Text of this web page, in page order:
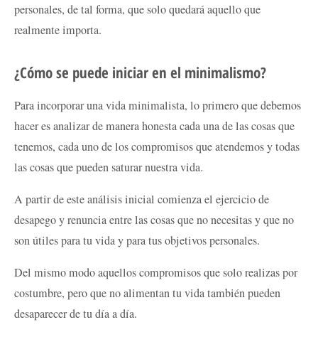
personales, de tal forma, que solo quedará aquello que
realmente importa.
¿Cómo se puede iniciar en el minimalismo?
Para incorporar una vida minimalista, lo primero que debemos
hacer es analizar de manera honesta cada una de las cosas que
tenemos, cada uno de los compromisos que atendemos y todas
las cosas que pueden saturar nuestra vida.
A partir de este análisis inicial comienza el ejercicio de
desapego y renuncia entre las cosas que no necesitas y que no
son útiles para tu vida y para tus objetivos personales.
Del mismo modo aquellos compromisos que solo realizas por
costumbre, pero que no alimentan tu vida también pueden
desaparecer de tu día a día.